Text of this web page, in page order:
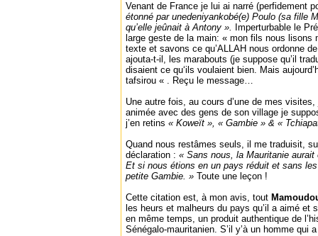
Venant de France je lui ai narré (perfidement
étonné par unedeniyankobé(e) Poulo (sa fille
qu’elle jeûnait à Antony ».
Imperturbable le
large geste de la main: « mon fils nous lisons
texte et savons ce qu’ALLAH nous ordonne
ajouta-t-il, les marabouts (je suppose qu’il
disaient ce qu‘ils voulaient bien. Mais
tafsirou « . Reçu le message…
Une autre fois, au cours d’une de mes
animée avec des gens de son village je
j’en retins « Koweït », « Gambie » & «
Quand nous restâmes seuls, il me traduisit,
déclaration : « Sans nous, la Mauritanie
Et si nous étions en un pays réduit et sans
petite Gambie. » Toute une leçon !
Cette citation est, à mon avis, tout
les heurs et malheurs du pays qu’il a aimé et
en même temps, un produit authentique de
Sénégalo-mauritanien. S’il y’à un homme qui